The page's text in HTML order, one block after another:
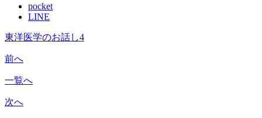
pocket
LINE
東洋医学のお話し4
前へ
一覧へ
次へ